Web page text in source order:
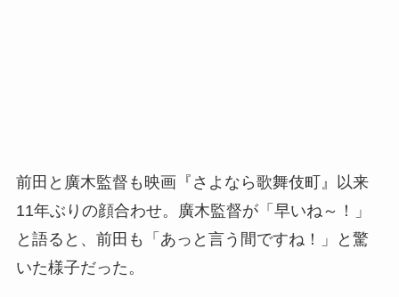
前田と廣木監督も映画『さよなら歌舞伎町』以来
11年ぶりの顔合わせ。廣木監督が「早いね～！」
と語ると、前田も「あっと言う間ですね！」と驚
いた様子だった。